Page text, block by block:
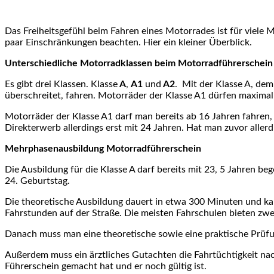
Das Freiheitsgefühl beim Fahren eines Motorrades ist für viele
paar Einschränkungen beachten. Hier ein kleiner Überblick.
Unterschiedliche Motorradklassen beim Motorradführerschein
Es gibt drei Klassen. KlasseA, A1 und A2. Mit der Klasse A,
überschreitet, fahren. Motorräder der Klasse A1 dürfen
Motorräder der Klasse A1 darf man bereits ab 16 Jahren
Direkterwerb allerdings erst mit 24 Jahren. Hat man zuvor
Mehrphasenausbildung Motorradführerschein
Die Ausbildung für die Klasse A darf bereits mit 23, 5 Jahren
24. Geburtstag.
Die theoretische Ausbildung dauert in etwa 300 Minuten und
Fahrstunden auf der Straße. Die meisten Fahrschulen bieten
Danach muss man eine theoretische sowie eine praktische
Außerdem muss ein ärztliches Gutachten die Fahrtüchtigkeit
Führerschein gemacht hat und er noch gültig ist.